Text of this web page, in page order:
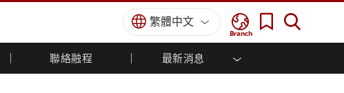
Branch
繁體中文
聯絡融程 最新消息